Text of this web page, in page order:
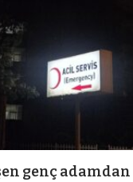
genç adamdan